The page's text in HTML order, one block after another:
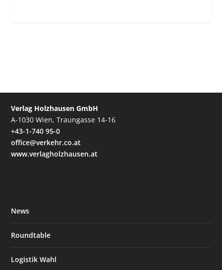
Verlag Holzhausen GmbH
A-1030 Wien, Traungasse 14-16
+43-1-740 95-0
office@verkehr.co.at
www.verlagholzhausen.at
News
Roundtable
Logistik Wahl